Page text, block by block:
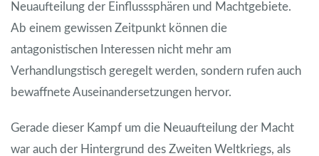
Neuaufteilung der Einflusssphären und Machtgebiete.
Ab einem gewissen Zeitpunkt können die
antagonistischen Interessen nicht mehr am
Verhandlungstisch geregelt werden, sondern rufen auch
bewaffnete Auseinandersetzungen hervor.
Gerade dieser Kampf um die Neuaufteilung der Macht
war auch der Hintergrund des Zweiten Weltkriegs, als